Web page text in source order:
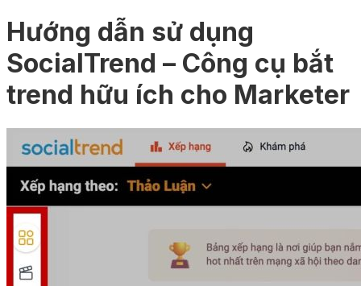
Hướng dẫn sử dụng
SocialTrend – Công cụ bắt
trend hữu ích cho Marketer